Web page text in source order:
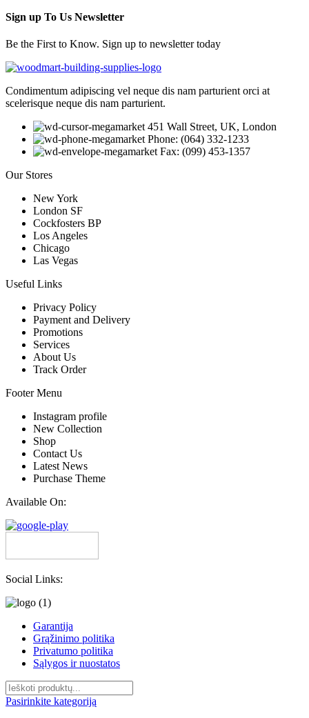
Sign up To Us Newsletter
Be the First to Know. Sign up to newsletter today
Condimentum adipiscing vel neque dis nam parturient orci at
scelerisque neque dis nam parturient.
451 Wall Street, UK, London
Phone: (064) 332-1233
Fax: (099) 453-1357
Our Stores
New York
London SF
Cockfosters BP
Los Angeles
Chicago
Las Vegas
Useful Links
Privacy Policy
Payment and Delivery
Promotions
Services
About Us
Track Order
Footer Menu
Instagram profile
New Collection
Shop
Contact Us
Latest News
Purchase Theme
Available On:
Social Links:
Garantija
Grąžinimo politika
Privatumo politika
Sąlygos ir nuostatos
Pasirinkite kategoriją